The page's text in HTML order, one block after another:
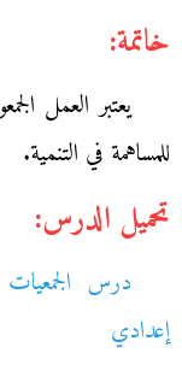
خاتمة:
يعتبر العمل
للمساهمة في التنمية.
تحميل الدرس:
درس الجمعيات
إعدادي